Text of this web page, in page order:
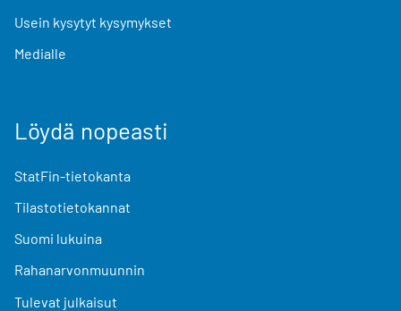
Usein kysytyt kysymykset
Medialle
Löydä nopeasti
StatFin-tietokanta
Tilastotietokannat
Suomi lukuina
Rahanarvonmuunnin
Tulevat julkaisut